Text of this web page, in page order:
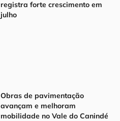
registra forte crescimento em
julho
Obras de pavimentação
avançam e melhoram
mobilidade no Vale do Canindé